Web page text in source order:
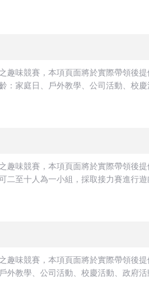
趣味競賽，本項頁面將於實際帶領
家庭日、戶外教學、公司活動、校慶
趣味競賽，本項頁面將於實際帶領
至十人為一小組，採取接力賽進行遊
趣味競賽，本項頁面將於實際帶領
教學、公司活動、校慶活動、政府活